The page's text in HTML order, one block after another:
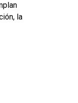
la